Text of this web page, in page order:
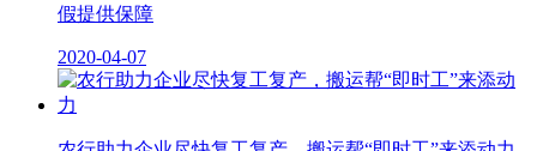
假提供保障
2020-04-07